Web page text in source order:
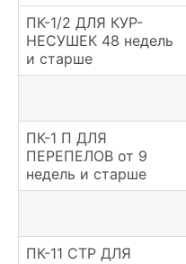
ПК-1/2 ДЛЯ КУР-
НЕСУШЕК 48 недель
и старше
ПК-1 П ДЛЯ
ПЕРЕПЕЛОВ от 9
недель и старше
ПК-11 СТР ДЛЯ